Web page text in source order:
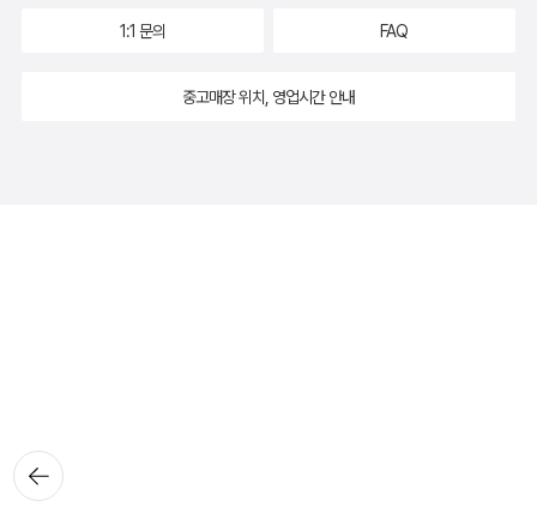
뒤로가
기
1:1 문의 FAQ
중고매장 위치, 영업시간 안내